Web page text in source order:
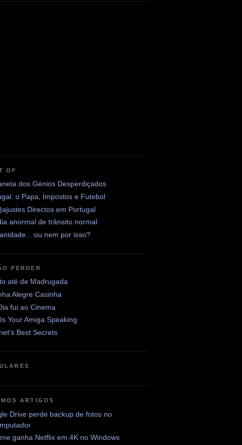
OF
dos Génios Desperdiçados
o Papa, Impostos e Futebol
Directos em Portugal
anormal de trânsito normal
ou nem por isso?
PERDER
até de Madrugada
Alegre Casinha
fui ao Cinema
Your Amiga Speaking
Best Secrets
ARTIGOS
Drive perde backup de fotos no
ganha Netflix em 4K no Windows